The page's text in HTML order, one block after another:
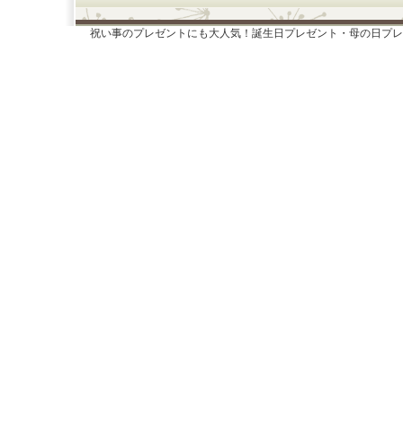
祝い事のプレゼントにも大人気！誕生日プレゼント・母の日プ